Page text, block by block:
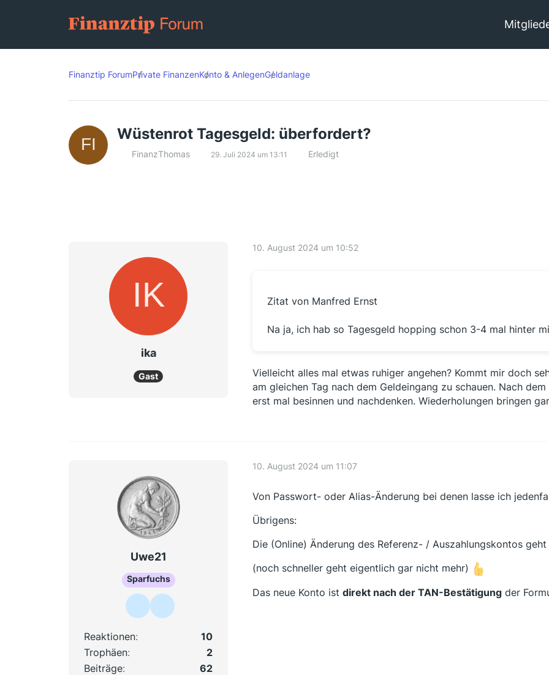
Finanztip ForumPrivate FinanzenKonto & AnlegenGeldanlage
Wüstenrot Tagesgeld: überfordert?
FinanzThomas 29. Juli 2024 um 13:11 Erledigt
ika
Gast
10. August 2024 um 10:52
Zitat von Manfred Ernst
Na ja, ich hab so Tagesgeld hopping schon 3-4 mal hinter
Vielleicht alles mal etwas ruhiger angehen? Kommt mir doch
am gleichen Tag nach dem Geldeingang zu schauen. Nach
erst mal besinnen und nachdenken. Wiederholungen bringen
Uwe21
Sparfuchs
Reaktionen
10
Trophäen
2
Beiträge
62
10. August 2024 um 11:07
Von Passwort- oder Alias-Änderung bei denen lasse ich
Übrigens:
Die (Online) Änderung des Referenz- / Auszahlungskontos
(noch schneller geht eigentlich gar nicht mehr)
Das neue Konto ist direkt nach der TAN-Bestätigung der